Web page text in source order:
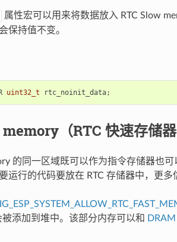
属性宏可以用来将数据放入 RTC Slow
保持值不变。
uint32_t rtc_noinit_data;
（RTC 快速存储器
的同一区域既可以作为指令存储器也
运行的代码要放在 RTC 存储器中，更多
被添加到堆中。该部分内存可以和